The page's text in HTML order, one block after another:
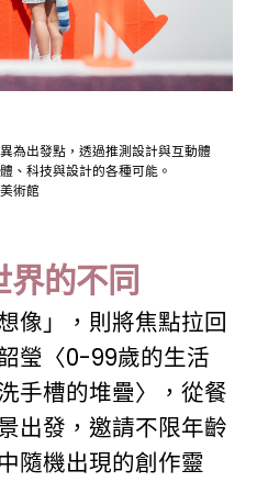
為出發點，透過推測設計與互動體
、科技與設計的各種可能。
術館
的不同
像」，則將焦點拉回
瑩〈0-99歲的生活
手槽的堆疊〉，從餐
出發，邀請不限年齡
隨機出現的創作靈